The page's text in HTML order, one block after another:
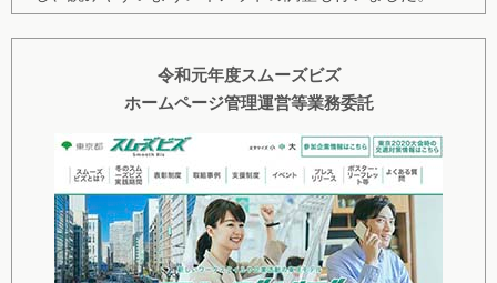
令和元年度スムーズビズ
ホームページ管理運営等業務委託